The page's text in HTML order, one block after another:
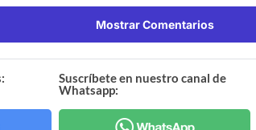
Mostrar Comentarios
Suscríbete en nuestro canal de
Whatsapp: